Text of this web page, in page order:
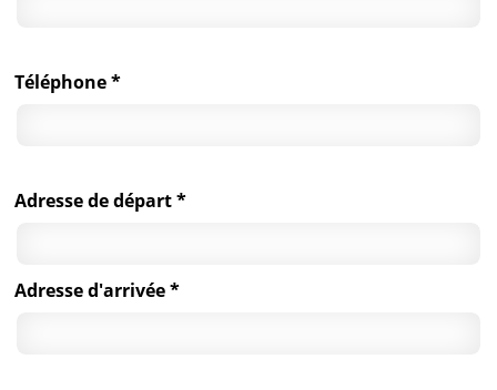
Téléphone *
Adresse de départ *
Adresse d'arrivée *